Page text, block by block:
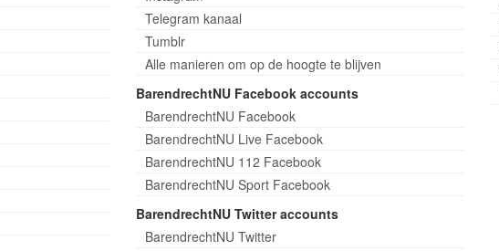
Telegram kanaal
Tumblr
Alle manieren om op de hoogte te blijven
BarendrechtNU Facebook accounts
BarendrechtNU Facebook
BarendrechtNU Live Facebook
BarendrechtNU 112 Facebook
BarendrechtNU Sport Facebook
BarendrechtNU Twitter accounts
BarendrechtNU Twitter